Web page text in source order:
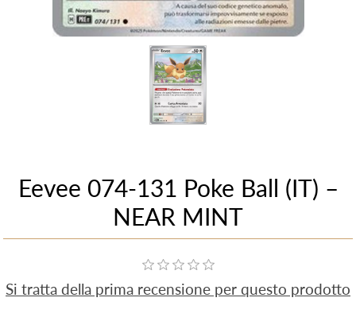
Eevee 074-131 Poke Ball (IT) –
NEAR MINT
Si tratta della prima recensione per questo prodotto